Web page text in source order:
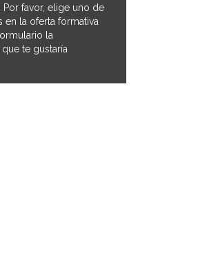
Por favor, elige uno de
en la oferta formativa
la
te gustaría